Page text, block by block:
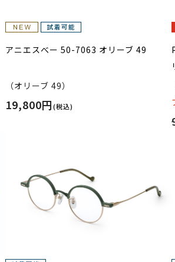
アニエスべー 50-7063 オリーブ 49
（オリーブ 49）
19,800円(税込)